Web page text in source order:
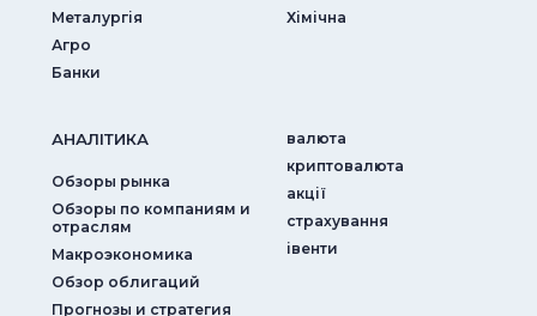
Металургія
Агро
Банки
Хімічна
АНАЛIТИКА
Обзоры рынка
Обзоры по компаниям и
отраслям
Макроэкономика
Обзор облигаций
Прогнозы и стратегия
валюта
криптовалюта
акції
страхування
iвенти